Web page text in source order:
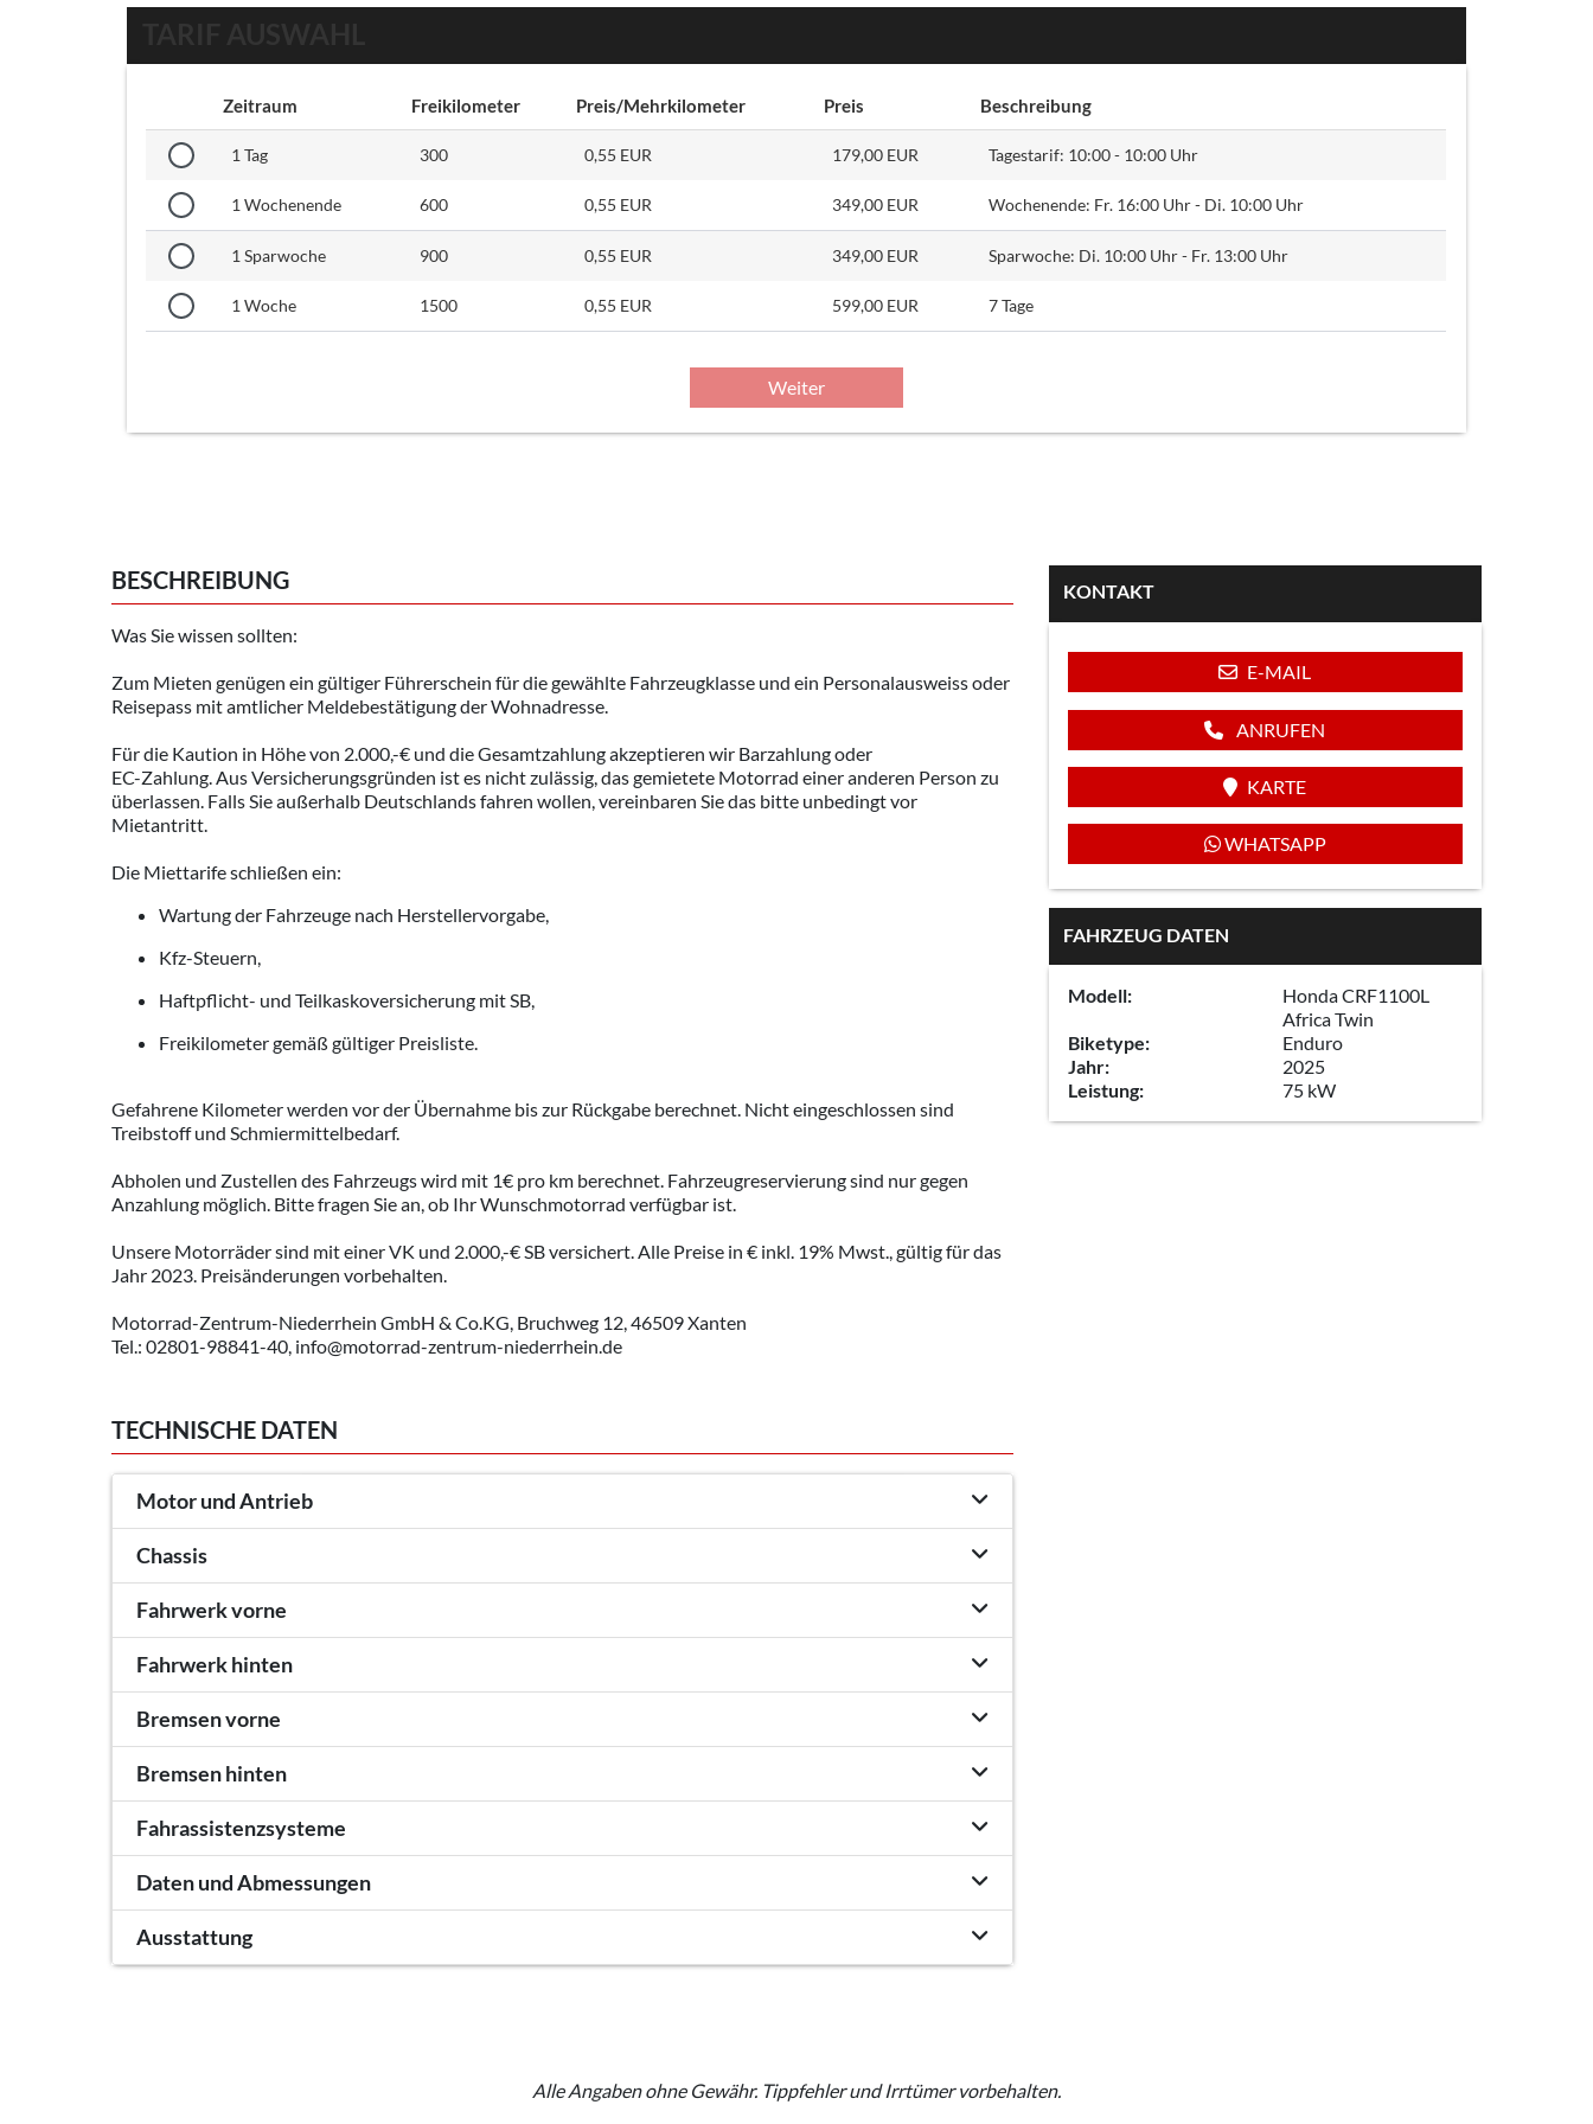
Zeitraum Freikilometer Preis/Mehrkilometer Preis Beschreibung
1 Tag 300 0,55 EUR 179,00 EUR Tagestarif: 10:00 - 10:00 Uhr
1 Wochenende 600 0,55 EUR 349,00 EUR Wochenende: Fr. 16:00 Uhr - Di. 10:00 Uhr
1 Sparwoche 900 0,55 EUR 349,00 EUR Sparwoche: Di. 10:00 Uhr - Fr. 13:00 Uhr
1 Woche 1500 0,55 EUR 599,00 EUR 7 Tage
Weiter
BESCHREIBUNG
Was Sie wissen sollten:
Zum Mieten genügen ein gültiger Führerschein für die gewählte Fahrzeugklasse und ein Personalausweiss oder
Reisepass mit amtlicher Meldebestätigung der Wohnadresse.
Für die Kaution in Höhe von 2.000,-€ und die Gesamtzahlung akzeptieren wir Barzahlung oder
EC-Zahlung. Aus Versicherungsgründen ist es nicht zulässig, das gemietete Motorrad einer anderen Person zu
überlassen. Falls Sie außerhalb Deutschlands fahren wollen, vereinbaren Sie das bitte unbedingt vor
Mietantritt.
Die Miettarife schließen ein:
Wartung der Fahrzeuge nach Herstellervorgabe,
Kfz-Steuern,
Haftpflicht- und Teilkaskoversicherung mit SB,
Freikilometer gemäß gültiger Preisliste.
Gefahrene Kilometer werden vor der Übernahme bis zur Rückgabe berechnet. Nicht eingeschlossen sind
Treibstoff und Schmiermittelbedarf.
Abholen und Zustellen des Fahrzeugs wird mit 1€ pro km berechnet. Fahrzeugreservierung sind nur gegen
Anzahlung möglich. Bitte fragen Sie an, ob Ihr Wunschmotorrad verfügbar ist.
Unsere Motorräder sind mit einer VK und 2.000,-€ SB versichert. Alle Preise in € inkl. 19% Mwst., gültig für das
Jahr 2023. Preisänderungen vorbehalten.
Motorrad-Zentrum-Niederrhein GmbH & Co.KG, Bruchweg 12, 46509 Xanten
Tel.: 02801-98841-40, info@motorrad-zentrum-niederrhein.de
TECHNISCHE DATEN
Motor und Antrieb
Chassis
Fahrwerk vorne
Fahrwerk hinten
Bremsen vorne
Bremsen hinten
Fahrassistenzsysteme
Daten und Abmessungen
Ausstattung
KONTAKT
E-MAIL
ANRUFEN
KARTE
WHATSAPP
FAHRZEUG DATEN
Modell:
Honda CRF1100L
Africa Twin
Biketype:
Enduro
Jahr:
2025
Leistung:
75 kW
Alle Angaben ohne Gewähr. Tippfehler und Irrtümer vorbehalten.